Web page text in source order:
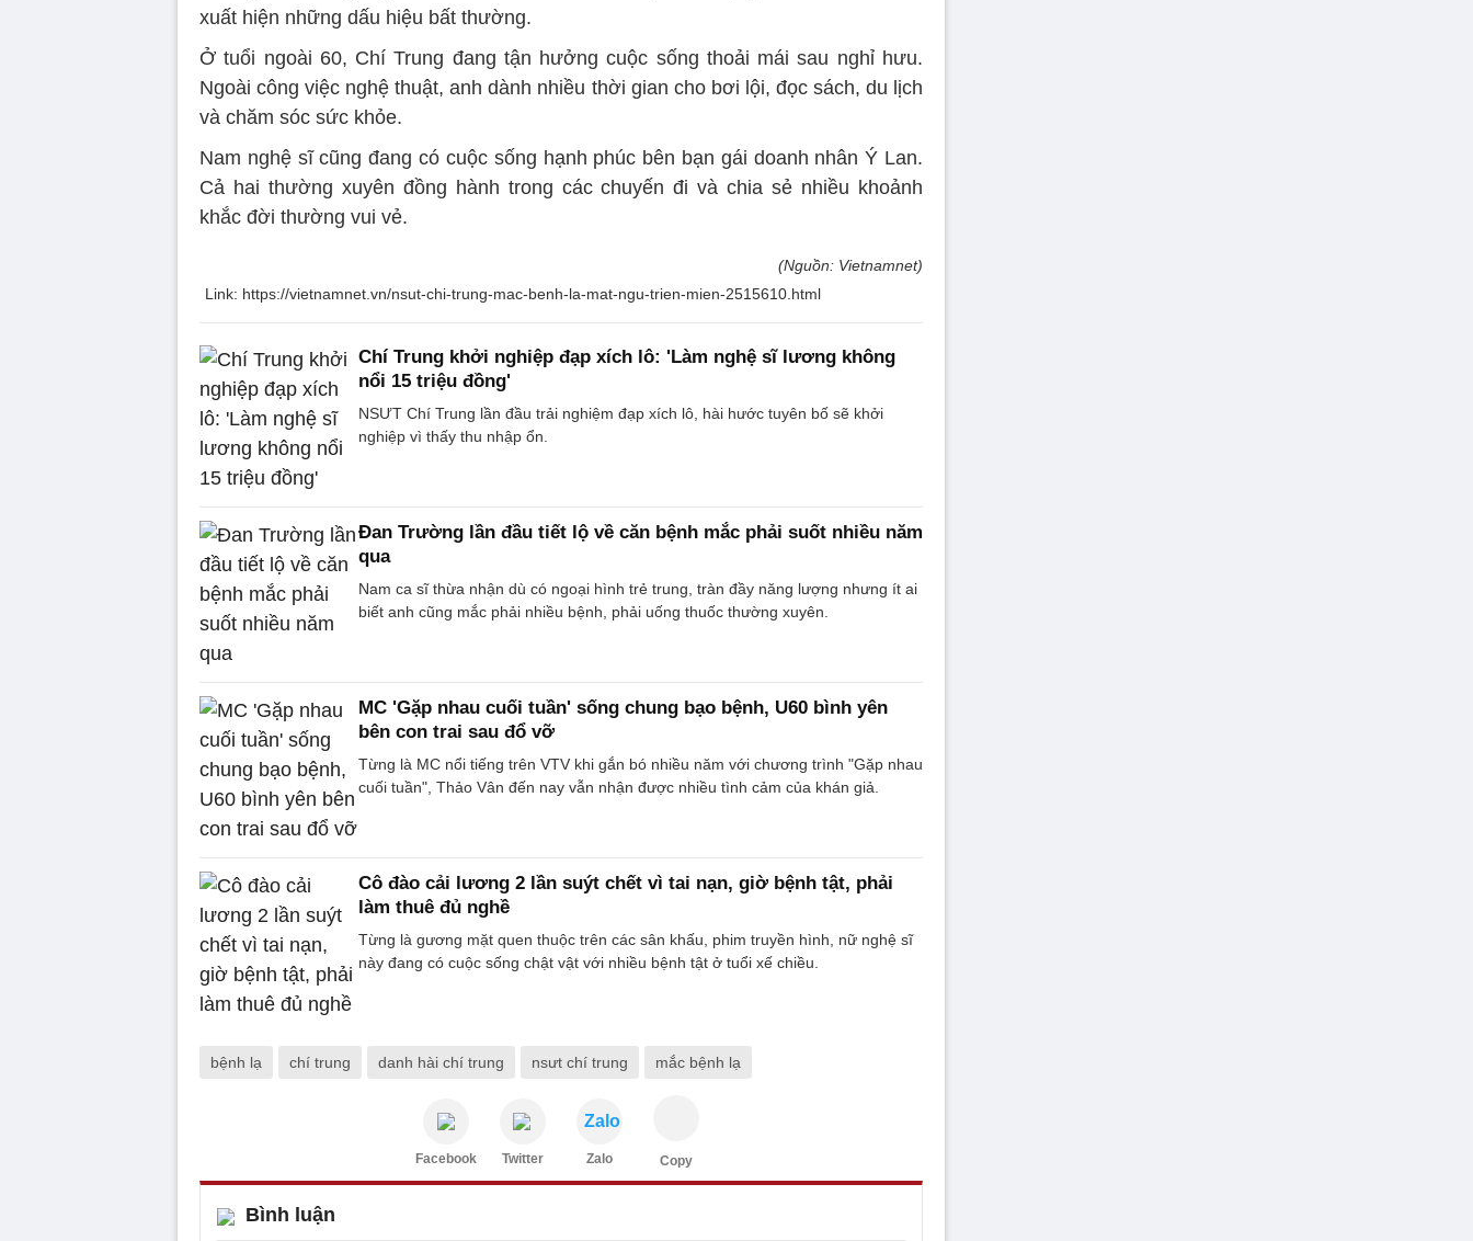
xuất hiện những dấu hiệu bất thường.
Ở tuổi ngoài 60, Chí Trung đang tận hưởng cuộc sống thoải mái sau nghỉ hưu.
Ngoài công việc nghệ thuật, anh dành nhiều thời gian cho bơi lội, đọc sách, du lịch
và chăm sóc sức khỏe.
Nam nghệ sĩ cũng đang có cuộc sống hạnh phúc bên bạn gái doanh nhân Ý Lan.
Cả hai thường xuyên đồng hành trong các chuyến đi và chia sẻ nhiều khoảnh
khắc đời thường vui vẻ.
(Nguồn: Vietnamnet)
Link: https://vietnamnet.vn/nsut-chi-trung-mac-benh-la-mat-ngu-trien-mien-2515610.html
Chí Trung khởi nghiệp đạp xích lô: 'Làm nghệ sĩ lương không
nổi 15 triệu đồng'
NSƯT Chí Trung lần đầu trải nghiệm đạp xích lô, hài hước tuyên bố sẽ khởi
nghiệp vì thấy thu nhập ổn.
Đan Trường lần đầu tiết lộ về căn bệnh mắc phải suốt nhiều năm
qua
Nam ca sĩ thừa nhận dù có ngoại hình trẻ trung, tràn đầy năng lượng nhưng ít ai
biết anh cũng mắc phải nhiều bệnh, phải uống thuốc thường xuyên.
MC 'Gặp nhau cuối tuần' sống chung bạo bệnh, U60 bình yên
bên con trai sau đổ vỡ
Từng là MC nổi tiếng trên VTV khi gắn bó nhiều năm với chương trình "Gặp nhau
cuối tuần", Thảo Vân đến nay vẫn nhận được nhiều tình cảm của khán giả.
Cô đào cải lương 2 lần suýt chết vì tai nạn, giờ bệnh tật, phải
làm thuê đủ nghề
Từng là gương mặt quen thuộc trên các sân khấu, phim truyền hình, nữ nghệ sĩ
này đang có cuộc sống chật vật với nhiều bệnh tật ở tuổi xế chiều.
bệnh lạ chí trung danh hài chí trung nsưt chí trung mắc bệnh lạ
Facebook Twitter
Zalo
Zalo Copy
Bình luận